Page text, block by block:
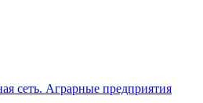
сеть. Аграрные предприятия